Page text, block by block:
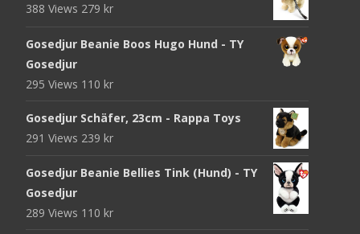
388 Views 279 kr
Gosedjur Beanie Boos Hugo Hund - TY
Gosedjur
295 Views 110 kr
Gosedjur Schäfer, 23cm - Rappa Toys
291 Views 239 kr
Gosedjur Beanie Bellies Tink (Hund) - TY
Gosedjur
289 Views 110 kr